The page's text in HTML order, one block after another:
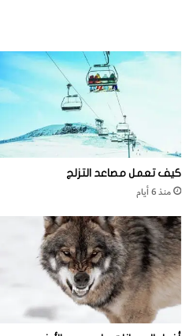
أ
س
م
ا
ك
ي
ن
ن
ن
ت
ن
ا
و
كيف تعمل مصاعد التزلج
منذ 6 أيام